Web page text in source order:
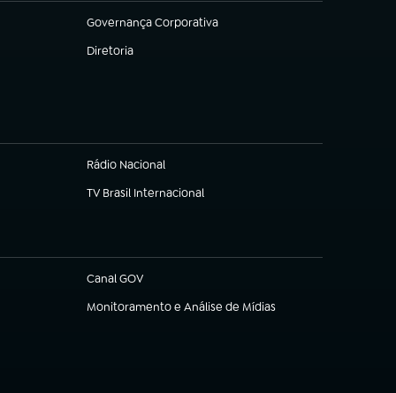
Governança Corporativa
(abre em nova aba)
Diretoria
(abre em nova aba)
Rádio Nacional
TV Brasil Internacional
(abre em nova aba)
Canal GOV
(abre em nova aba)
Monitoramento e Análise de Mídias
(abre em nova aba)